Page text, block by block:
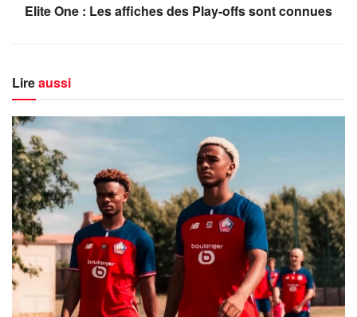
Elite One : Les affiches des Play-offs sont connues
Lireaussi